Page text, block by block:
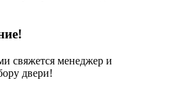
свяжется менеджер и
двери!